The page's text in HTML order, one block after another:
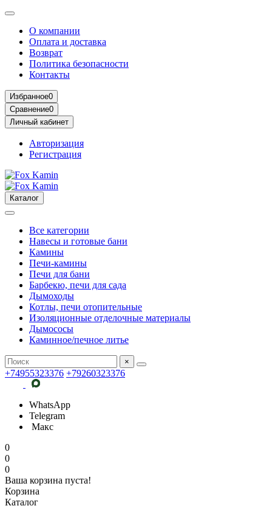
О компании
Оплата и доставка
Возврат
Политика безопасности
Контакты
Избранное0
Сравнение0
Личный кабинет
Авторизация
Регистрация
Каталог
Все категории
Навесы и готовые бани
Камины
Печи-камины
Печи для бани
Барбекю, печи для сада
Дымоходы
Котлы, печи отопительные
Изоляционные отделочные материалы
Дымососы
Каминное/печное литье
×
+74955323376 +79260323376
WhatsApp
Telegram
Макс
0
0
0
Ваша корзина пуста!
Корзина
Каталог